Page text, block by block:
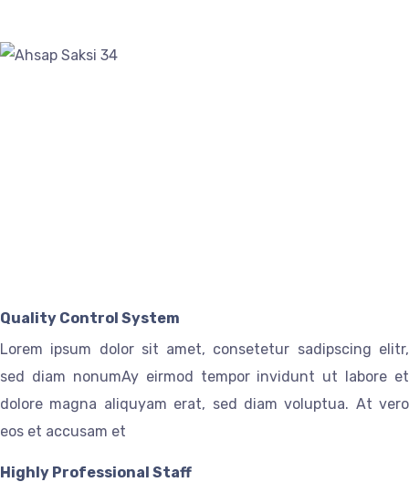
Quality Control System
Lorem ipsum dolor sit amet, consetetur sadipscing elitr,
sed diam nonumAy eirmod tempor invidunt ut labore et
dolore magna aliquyam erat, sed diam voluptua. At vero
eos et accusam et
Highly Professional Staff